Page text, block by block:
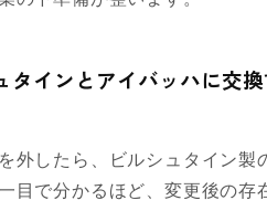
タインとアイバッハに交
外したら、ビルシュタイン
目で分かるほど、変更後の